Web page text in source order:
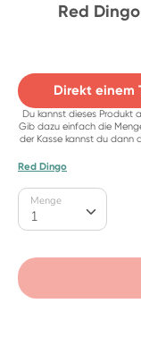
Red
Direkt einem
Du kannst dieses Produkt
Gib dazu einfach die
der Kasse kannst du dann
Red Dingo
Menge
1
Menge